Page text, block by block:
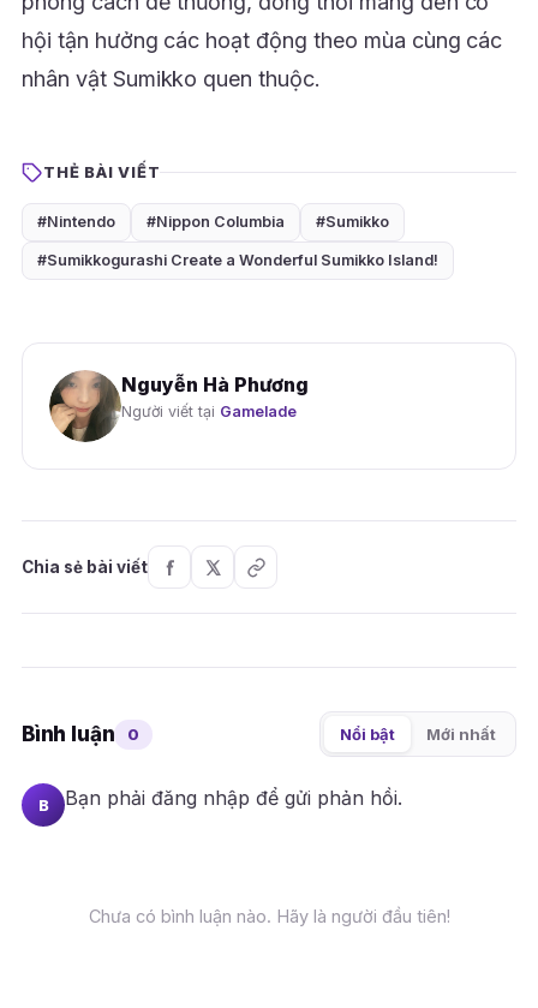
hội tận hưởng các hoạt động theo mùa cùng các
nhân vật Sumikko quen thuộc.
THẺ BÀI VIẾT
#Nintendo #Nippon Columbia #Sumikko
#Sumikkogurashi Create a Wonderful Sumikko Island!
Nguyễn Hà Phương
Người viết tại Gamelade
Chia sẻ bài viết
Bình luận 0 Nổi bật Mới nhất
B Bạn phải đăng nhập để gửi phản hồi.
Chưa có bình luận nào. Hãy là người đầu tiên!